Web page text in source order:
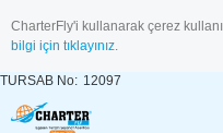
CharterFly'i kullanarak çerez
bilgi için tıklayınız.
TURSAB No: 12097